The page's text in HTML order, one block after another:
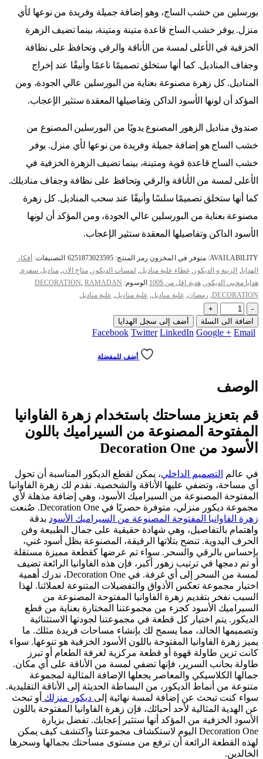
بورسلين من خشب الساج، وهو إضافة جميلة وفريدة من نوعها لأي
منزل. يوفر خشب الساج قاعدة متينة ومتينة، بينما تضيف الزهرة
الخزفية في الأعلى لمسة من الأناقة والرقي وتحافظ على نظافة
وجفاف المناديل. كما أنها ستخلق تصميمًا ناعمًا وأنيقًا عند إخراج
المناديل. كل زهرة مصنوعة بعناية من البورسلين عالي الجودة، ومن
المؤكد أن لونها الأسود الداكن وتفاصيلها المعقدة ستثير الإعجاب.
صندوق مناديل الزهور المصنوع يدويًا من البورسلين المصنوع من
خشب الساج هو إضافة جميلة وفريدة من نوعها لأي منزل. يوفر
خشب الساج قاعدة قوية ومتينة، بينما تضيف الزهرة الخزفية في
الأعلى لمسة من الأناقة والرقي وتحافظ على نظافة وجفاف مناديلك.
كما أنها ستخلق تصميمًا سلسًا وأنيقًا عند سحب المناديل. كل زهرة
مصنوعة بعناية من البورسلين عالي الجودة، ومن المؤكد أن لونها
الأسود الداكن وتفاصيلها المعقدة ستثير الإعجاب.
AVAILABILITY: متوفر في المخزون رمز المنتج: 6251873023595 التصنيفات: أفكار
الهدايا, الزينة و الديكور , غطاء علبة مناديل, لمسات الديكور , متاح الان,مناديل سفرة,
هدايا محبي الديكور,هدية اقل من $100 الوسوم: DECORATION, RAMADAN
DECORATION
, رمضان, علبة مناديل, علبة مناديل, علبة مناديل
-
+
اضافة الى السلة
أضف إلى سجل الهدايا
Facebook Twitter LinkedIn Google + Email
أضف للمفضلة
الوصف
قم بتعزيز مساحتك باستخدام زهرة الفاوانيا
المفتوحة المصنوعة من السيراميك باللون
الأسود من Decoration One
في عالم التصميم الداخلي، يمكن لقطع الديكور المناسبة أن تحول
أي مساحة، وتضفي عليها الأناقة والشخصية. نقدم لك زهرة الفاوانيا
المفتوحة المصنوعة من السيراميك الأسود، وهي إضافة مذهلة لأي
مجموعة ديكور منزلي، متوفرة حصريًا في Decoration One. صُنعت
زهرة الفاوانيا المفتوحة المصنوعة من السيراميك الأسود بدقة
واهتمام بالتفاصيل، وهي شهادة حقيقية على جمال الطبيعة وفن
الحرف اليدوية. تنضح بتلاتها الرقيقة، المصنوعة بظل أسود غني،
بإحساس بالرقي والسحر. سواء تم عرضها كقطعة مميزة مستقلة
أو تم دمجها في ترتيب زهور أكبر، فإن هذه الفاوانيا الرائعة تضيف
لمسة من السحر إلى أي غرفة. في Decoration One، ندرك أهمية
اختيار مجموعة تعكس الأذواق والتفضيلات المتنوعة لعملائنا. لهذا
السبب نفخر بتقديم زهرة الفاوانيا المفتوحة المصنوعة من
السيراميك الأسود كجزء من مجموعتنا المختارة بعناية من قطع
الديكور. يتم اختيار كل قطعة في مجموعتنا لجودتها الاستثنائية
وتصميمها الخالد، مما يسمح لك بإنشاء مساحات فريدة مثلك. ما
يميز زهرة الفاوانيا المفتوحة باللون الأسود الخزفية هو تنوعها. سواء
كانت تزين طاولة قهوة أو قطعة مركزية لغرفة الطعام أو تبرز
طاولة بجانب السرير، فإنها تضفي لمسة من الأناقة على أي مكان.
جمالها الكلاسيكي والمعاصر يجعلها الإضافة المثالية لمجموعة
متنوعة من أنماط الديكور، من البساطة الحديثة إلى الأناقة التقليدية.
سواء كنت تبحث عن إضافة لمسة نهائية إلى ديكور منزلك أو تبحث
عن الهدية المثالية لأحد أحبائك، فإن زهرة الفاوانيا المفتوحة باللون
الأسود الخزفية من المؤكد أنها ستثير إعجابك. تفضل بزيارة
Decoration One اليوم لاستكشاف مجموعتنا واكتشف كيف يمكن
لهذه القطعة الرائعة أن ترفع من مستوى مساحتك بجمالها وسحرها
الخالدين.